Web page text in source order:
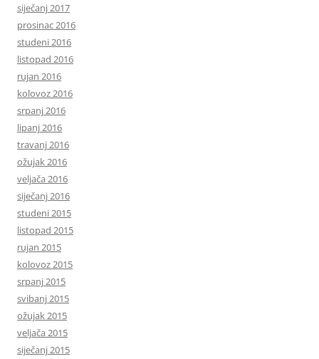
siječanj 2017
prosinac 2016
studeni 2016
listopad 2016
rujan 2016
kolovoz 2016
srpanj 2016
lipanj 2016
travanj 2016
ožujak 2016
veljača 2016
siječanj 2016
studeni 2015
listopad 2015
rujan 2015
kolovoz 2015
srpanj 2015
svibanj 2015
ožujak 2015
veljača 2015
siječanj 2015